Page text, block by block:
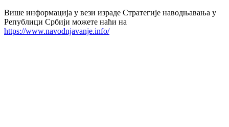
Више информација у вези израде Стратегије наводњавања у
Републици Србији можете наћи на
https://www.navodnjavanje.info/